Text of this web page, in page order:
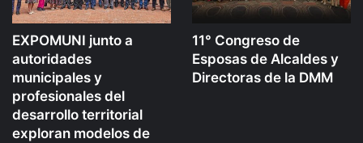
EXPOMUNI junto a
autoridades
municipales y
profesionales del
desarrollo territorial
exploran modelos de
11° Congreso de
Esposas de Alcaldes y
Directoras de la DMM